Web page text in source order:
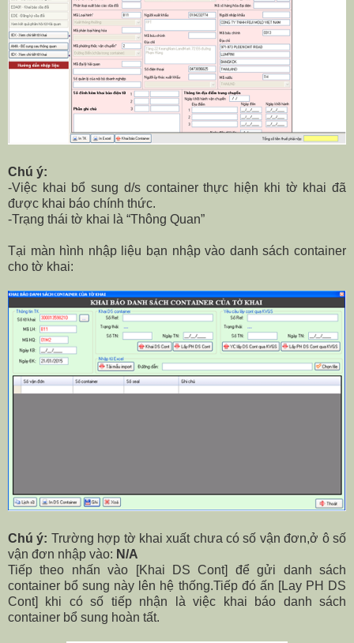
Chú ý:
-Việc khai bổ sung d/s container thực hiện khi tờ khai đã
được khai báo chính thức.
-Trạng thái tờ khai là “Thông Quan”
Tại màn hình nhập liệu bạn nhập vào danh sách container
cho tờ khai:
Chú ý: Trường hợp tờ khai xuất chưa có số vận đơn,ở ô số
vận đơn nhập vào: N/A
Tiếp theo nhấn vào [Khai DS Cont] để gửi danh sách
container bổ sung này lên hệ thống.Tiếp đó ấn [Lay PH DS
Cont] khi có số tiếp nhận là việc khai báo danh sách
container bổ sung hoàn tất.